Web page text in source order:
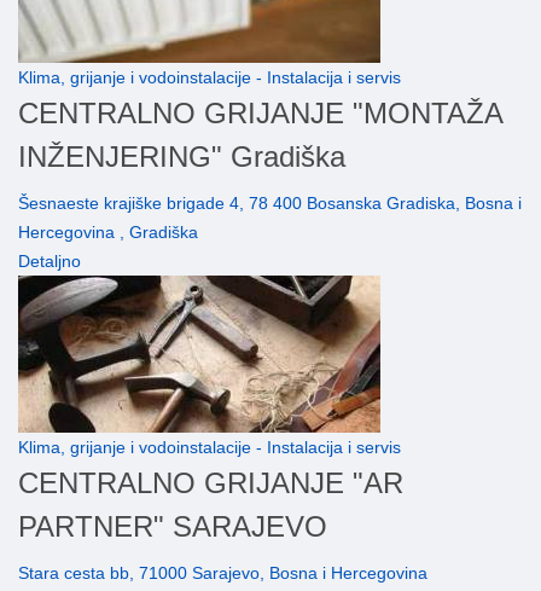
Klima, grijanje i vodoinstalacije - Instalacija i servis
CENTRALNO GRIJANJE "MONTAŽA
INŽENJERING" Gradiška
Šesnaeste krajiške brigade 4, 78 400 Bosanska Gradiska, Bosna i
Hercegovina , Gradiška
Detaljno
Klima, grijanje i vodoinstalacije - Instalacija i servis
CENTRALNO GRIJANJE "AR
PARTNER" SARAJEVO
Stara cesta bb, 71000 Sarajevo, Bosna i Hercegovina